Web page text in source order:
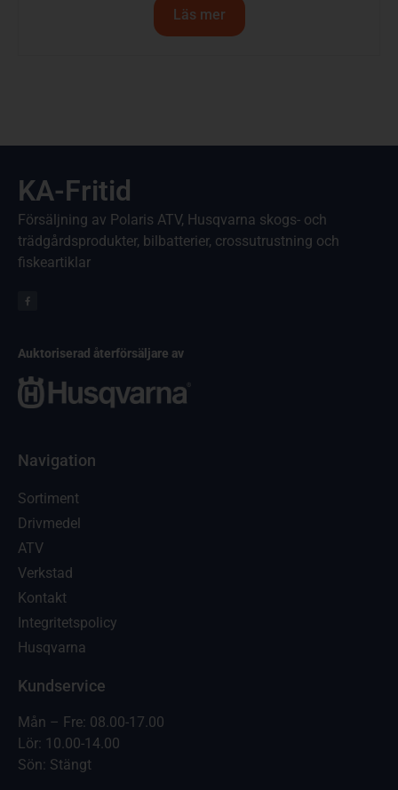
Läs mer
KA-Fritid
Försäljning av Polaris ATV, Husqvarna skogs- och
trädgårdsprodukter, bilbatterier, crossutrustning och
fiskeartiklar
Auktoriserad återförsäljare av
Navigation
Sortiment
Drivmedel
ATV
Verkstad
Kontakt
Integritetspolicy
Husqvarna
Kundservice
Mån – Fre: 08.00-17.00
Lör: 10.00-14.00
Sön: Stängt